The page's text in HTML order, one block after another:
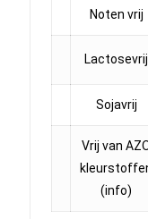
Noten vrij
Lactosevrij
Sojavrij
Vrij van
(info)